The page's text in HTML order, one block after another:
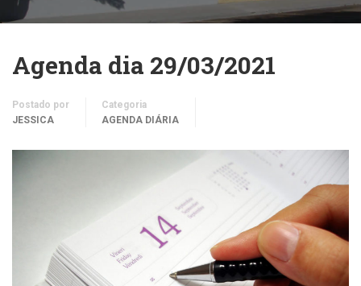
Agenda dia 29/03/2021
Postado por
JESSICA
Categoria
AGENDA DIÁRIA